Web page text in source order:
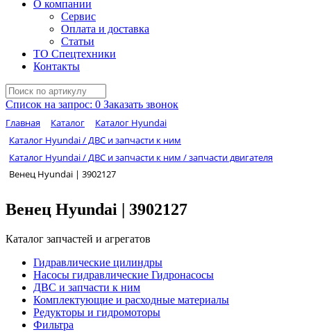
О компании
Сервис
Оплата и доставка
Статьи
ТО Спецтехники
Контакты
Список на запрос: 0 Заказать звонок
Главная Каталог
Каталог Hyundai
Каталог Hyundai / ДВС и запчасти к ним
Каталог Hyundai / ДВС и запчасти к ним / запчасти двигателя
Венец Hyundai | 3902127
Венец Hyundai | 3902127
Каталог запчастей и агрегатов
Гидравлические цилиндры
Насосы гидравлические Гидронасосы
ДВС и запчасти к ним
Комплектующие и расходные материалы
Редукторы и гидромоторы
Фильтра